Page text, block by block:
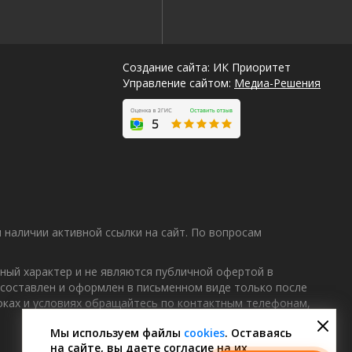
Создание сайта: ИК Приоритет
Управление сайтом: Медиа-Решения
активной ссылки на сайт. По вопросам
характер и не являются публичной офертой в
и оформлен в письменном виде только после
и условиях обращайтесь по контактным телефонам,
Лучшие
саун
Подписывайтесь в Telegram или MAX —
Мы используем файлы cookies. Оставаясь
на сайте, вы даете согласие на их